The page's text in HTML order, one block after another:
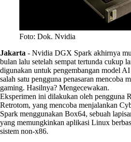
Foto: Dok. Nvidia
Jakarta - Nvidia DGX Spark akhirnya
bulan lalu setelah sempat tertunda cukup
digunakan untuk pengembangan model
salah satu pengguna penasaran mencoba
gaming. Hasilnya? Mengecewakan.
Eksperimen ini dilakukan oleh pengguna
Retrotom, yang mencoba menjalankan
Spark menggunakan Box64, sebuah
yang memungkinkan aplikasi Linux
sistem non-x86.